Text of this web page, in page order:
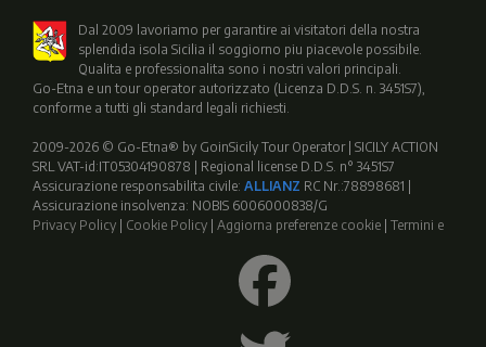
Dal 2009 lavoriamo per garantire ai visitatori della nostra
splendida isola Sicilia il soggiorno piu piacevole possibile.
Qualita e professionalita sono i nostri valori principali.
Go-Etna e un tour operator autorizzato (Licenza D.D.S. n. 3451S7),
conforme a tutti gli standard legali richiesti.
2009-2026 © Go-Etna® by GoinSicily Tour Operator | SICILY ACTION
SRL VAT-id:IT05304190878 | Regional license D.D.S. n° 3451S7
Assicurazione responsabilita civile: ALLIANZ RC Nr.:78898681 |
Assicurazione insolvenza: NOBIS 6006000838/G
Privacy Policy
Cookie Policy Aggiorna preferenze cookie Termini e